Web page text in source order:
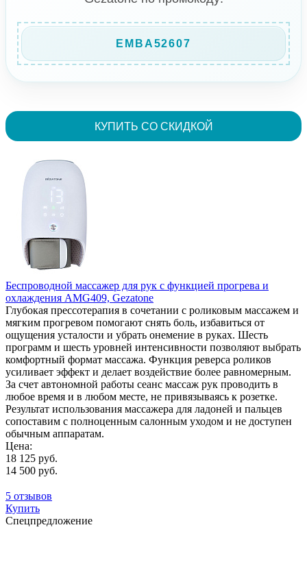
EMBA52607
КУПИТЬ СО СКИДКОЙ
Беспроводной массажер для рук с функцией прогрева и
охлаждения AMG409, Gezatone
Глубокая прессотерапия в сочетании с роликовым массажем и
мягким прогревом помогают снять боль, избавиться от
ощущения усталости и убрать онемение в руках. Шесть
программ и шесть уровней интенсивности позволяют выбрать
комфортный формат массажа. Функция реверса роликов
усиливает эффект и делает воздействие более равномерным.
За счет автономной работы сеанс массаж рук проводить в
любое время и в любом месте, не привязываясь к розетке.
Результат использования массажера для ладоней и пальцев
сопоставим с полноценным салонным уходом и не доступен
обычным аппаратам.
Цена:
18 125 руб.
14 500 руб.
5 отзывов
Купить
Спецпредложение